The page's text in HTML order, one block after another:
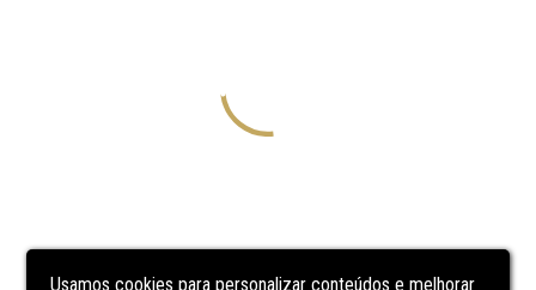
Usamos cookies para personalizar conteúdos e melhorar